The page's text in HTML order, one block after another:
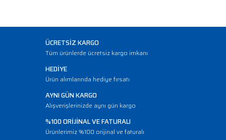
ÜCRETSİZ KARGO
Tüm ürünlerde ücretsiz kargo imkanı
HEDİYE
Ürün alımlarında hediye fırsatı
AYNI GÜN KARGO
Alışverişlerinizde aynı gün kargo
%100 ORİJİNAL VE FATURALI
Ürünlerimiz %100 orijinal ve faturalı